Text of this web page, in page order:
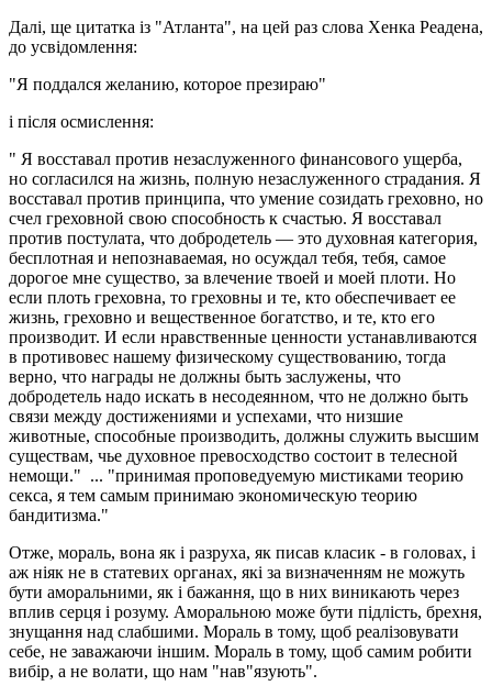
Далі, ще цитатка із "Атланта", на цей раз слова Хенка Реадена,
до усвідомлення:
"Я поддался желанию, которое презираю"
і після осмислення:
" Я восставал против незаслуженного финансового ущерба,
но согласился на жизнь, полную незаслуженного страдания. Я
восставал против принципа, что умение созидать греховно, но
счел греховной свою способность к счастью. Я восставал
против постулата, что добродетель — это духовная категория,
бесплотная и непознаваемая, но осуждал тебя, тебя, самое
дорогое мне существо, за влечение твоей и моей плоти. Но
если плоть греховна, то греховны и те, кто обеспечивает ее
жизнь, греховно и вещественное богатство, и те, кто его
производит. И если нравственные ценности устанавливаются
в противовес нашему физическому существованию, тогда
верно, что награды не должны быть заслужены, что
добродетель надо искать в несодеянном, что не должно быть
связи между достижениями и успехами, что низшие
животные, способные производить, должны служить высшим
существам, чье духовное превосходство состоит в телесной
немощи." ... "принимая проповедуемую мистиками теорию
секса, я тем самым принимаю экономическую теорию
бандитизма."
Отже, мораль, вона як і разруха, як писав класик - в головах, і
аж ніяк не в статевих органах, які за визначенням не можуть
бути аморальними, як і бажання, що в них виникають через
вплив серця і розуму. Аморальною може бути підлість, брехня,
знущання над слабшими. Мораль в тому, щоб реалізовувати
себе, не заважаючи іншим. Мораль в тому, щоб самим робити
вибір, а не волати, що нам "нав"язують".